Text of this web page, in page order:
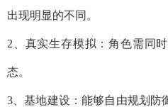
出现明显的不同。
2、真实生存模拟：角色需同
态。
3、基地建设：能够自由规划防